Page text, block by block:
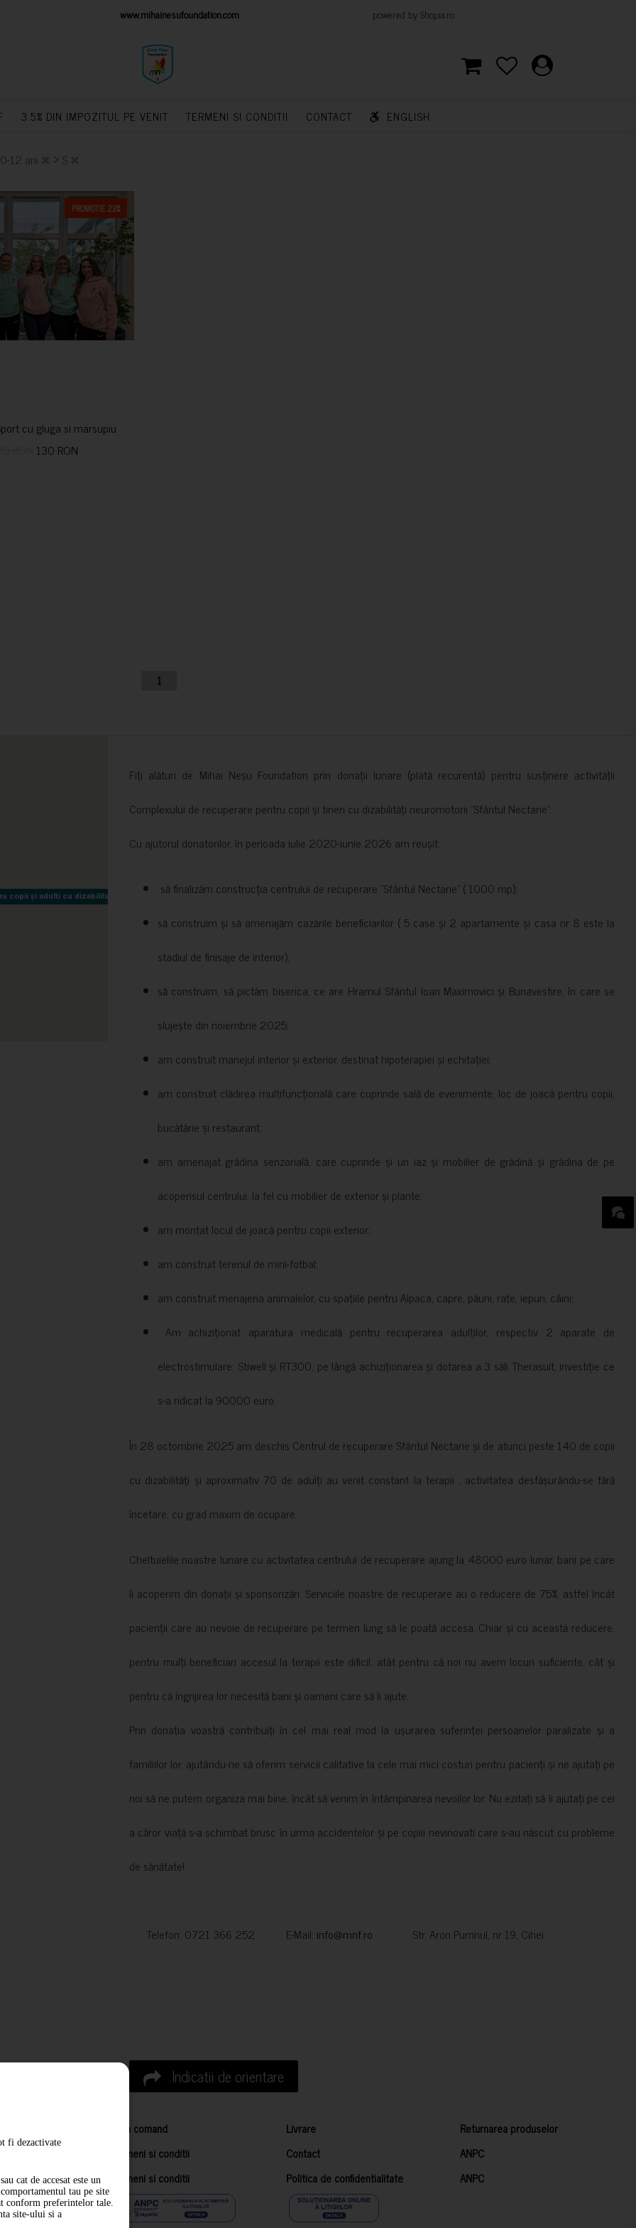
PLATFORM www.mihainesufoundation.com powered by Shopia.ro
3.5% DIN IMPOZITUL PE VENIT TERMENI SI CONDITII CONTACT ENGLISH
12 ani > S
PROMOTIE 23%
cu gluga si marsupiu
130 RON
CUMPARA
1
copii și adulti cu dizabilitati neuromotorii Sfântul Nectarie
copii și adulti cu dizabilitati neuromotorii Sfântul Nectarie
Fiți alături de Mihai Neșu Foundation prin donații lunare (plată recurentă) pentru susținere activității
Complexului de recuperare pentru copii și tineri cu dizabilități neuromotorii ”Sfântul Nectarie”.
Cu ajutorul donatorilor, în perioada iulie 2020-iunie 2026 am reușit:
să finalizăm construcția centrului de recuperare ”Sfântul Nectarie” ( 1000 mp);
să construim și să amenajăm cazările beneficiarilor ( 5 case și 2 apartamente și casa nr 8 este la
stadiul de finisaje de interior);
să construim, să pictăm biserica, ce are Hramul Sfântul Ioan Maximovici și Bunavestire, în care se
slujește din noiembrie 2025;
am construit manejul interior și exterior, destinat hipoterapiei și echitației;
am construit clădirea multifuncțională care cuprinde sală de evenimente, loc de joacă pentru copii,
bucătărie și restaurant;
am amenajat grădina senzorială, care cuprinde și un iaz și mobilier de grădină și grădina de pe
acoperisul centrului, la fel cu mobilier de exterior și plante;
am montat locul de joacă pentru copii exterior;
am construit terenul de mini-fotbal;
am construit menajeria animalelor, cu spațiile pentru Alpaca, capre, păuni, rațe, iepuri, câini;
Am achiziționat aparatura medicală pentru recuperarea adulților, respectiv 2 aparate de
electrostimulare: Stiwell și RT300, pe lângă achiziționarea și dotarea a 3 săli Therasuit, investiție ce
s-a ridicat la 90000 euro.
În 28 octombrie 2025 am deschis Centrul de recuperare Sfântul Nectarie și de atunci peste 140 de copii
cu dizabilități și aproximativ 70 de adulți au venit constant la terapii , activitatea desfășurându-se fără
încetare, cu grad maxim de ocupare.
Cheltuielile noastre lunare cu activitatea centrului de recuperare ajung la 48000 euro lunar, bani pe care
îi acoperim din donații și sponsorizări. Serviciile noastre de recuperare au o reducere de 75%, astfel încât
pacienții care au nevoie de recuperare pe termen lung să le poată accesa. Chiar și cu această reducere,
pentru mulți beneficiari accesul la terapii este dificil, atât pentru că noi nu avem locuri suficiente, cât și
pentru că îngrijirea lor necesită bani și oameni care să îi ajute.
Prin donația voastră contribuiți în cel mai real mod la ușurarea suferinței persoanelor paralizate și a
familiilor lor, ajutându-ne să oferim servicii calitative la cele mai mici costuri pentru pacienți și ne ajutați pe
noi să ne putem organiza mai bine, încât să venim în întâmpinarea nevoilor lor. Nu ezitați să îi ajutați pe cei
a căror viață s-a schimbat brusc în urma accidentelor și pe copiii nevinovati care s-au născut cu probleme
de sănătate!
Telefon: 0721 366 252 E-Mail: info@mnf.ro Str. Aron Pumnul, nr 19, Cihei
Indicatii de orientare
Cum comand Livrare
Returnarea produselor
Termeni si conditii
Contact
ANPC
Termeni si conditii
Politica de confidentialitate ANPC
fi dezactivate
cat de accesat este un
tau pe site
conform preferintelor tale.
site-ului si a